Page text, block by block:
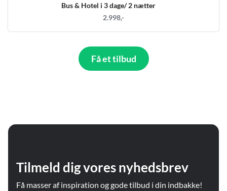
Bus & Hotel i 3 dage/ 2 nætter
2.998,-
Få et tilbud
Tilmeld dig vores nyhedsbrev
Få masser af inspiration og gode tilbud i din indbakke!